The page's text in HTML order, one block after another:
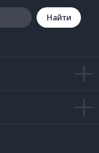
Hайти